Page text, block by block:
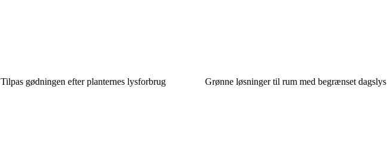
Tilpas gødningen efter planternes lysforbrug Grønne løsninger til rum med begrænset dagslys